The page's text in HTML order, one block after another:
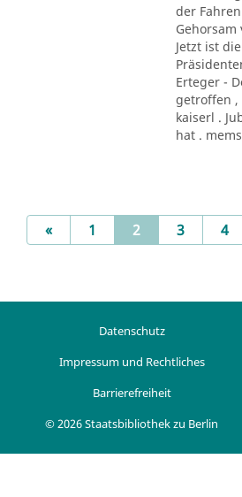
der
Jetzt ist
Erteger -
getroffen ,
kaiserl .
hat .
«Previous
1 2(current)
3 4
Datenschutz
Impressum und Rechtliches
Barrierefreiheit
© 2026 Staatsbibliothek zu Berlin